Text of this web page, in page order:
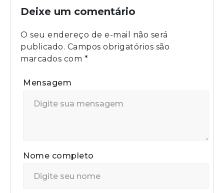
Deixe um comentário
O seu endereço de e-mail não será
publicado. Campos obrigatórios são
marcados com *
Mensagem
Nome completo